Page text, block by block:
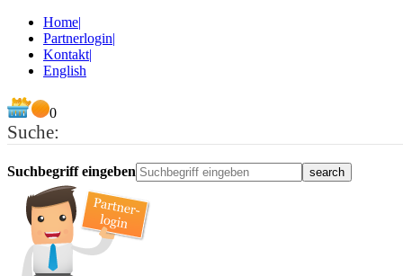
Home|
Partnerlogin|
Kontakt|
English
0
Suche:
Suchbegriff eingeben search